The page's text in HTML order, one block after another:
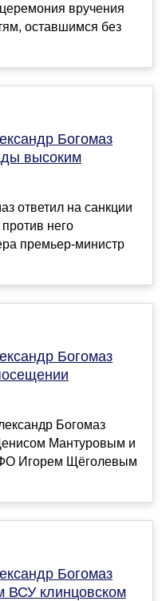
вручения
оставшимся без
Богомаз
высоким
ответил на санкции
него
премьер-министр
Богомаз
Богомаз
Мантуровым и
Игорем Щёголевым
Богомаз
ВСУ клинцовском